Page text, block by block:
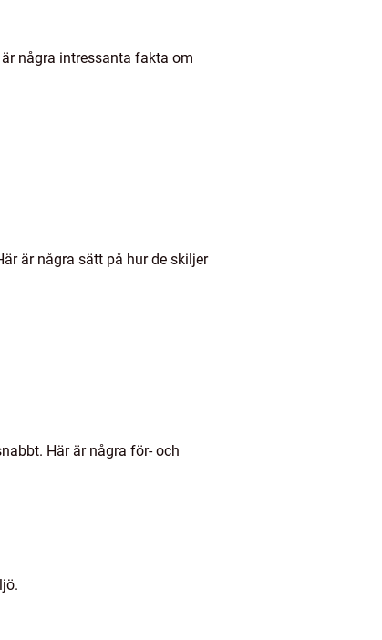
några intressanta fakta om
är några sätt på hur de skiljer
Här är några för- och